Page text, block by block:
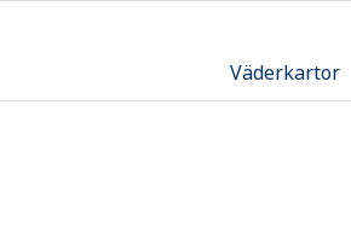
Väderkartor